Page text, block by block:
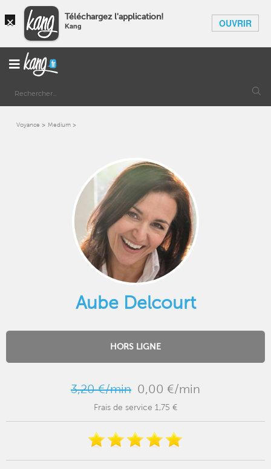
× Téléchargez l'application!
Kang OUVRIR
Voyance Medium
Aube Delcourt
HORS LIGNE
3,20 €/min 0,00 €/min
Frais de service 1,75 €